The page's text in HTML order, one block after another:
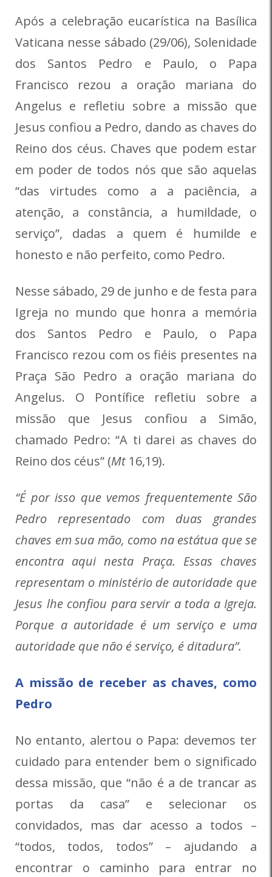
Após a celebração eucarística na Basílica
Vaticana nesse sábado (29/06), Solenidade
dos Santos Pedro e Paulo, o Papa
Francisco rezou a oração mariana do
Angelus e refletiu sobre a missão que
Jesus confiou a Pedro, dando as chaves do
Reino dos céus. Chaves que podem estar
em poder de todos nós que são aquelas
“das virtudes como a a paciência, a
atenção, a constância, a humildade, o
serviço”, dadas a quem é humilde e
honesto e não perfeito, como Pedro.
Nesse sábado, 29 de junho e de festa para
Igreja no mundo que honra a memória
dos Santos Pedro e Paulo, o Papa
Francisco rezou com os fiéis presentes na
Praça São Pedro a oração mariana do
Angelus. O Pontífice refletiu sobre a
missão que Jesus confiou a Simão,
chamado Pedro: “A ti darei as chaves do
Reino dos céus” (Mt 16,19).
“É por isso que vemos frequentemente São
Pedro representado com duas grandes
chaves em sua mão, como na estátua que se
encontra aqui nesta Praça. Essas chaves
representam o ministério de autoridade que
Jesus lhe confiou para servir a toda a Igreja.
Porque a autoridade é um serviço e uma
autoridade que não é serviço, é ditadura”.
A missão de receber as chaves, como
Pedro
No entanto, alertou o Papa: devemos ter
cuidado para entender bem o significado
dessa missão, que “não é a de trancar as
portas da casa” e selecionar os
convidados, mas dar acesso a todos –
“todos, todos, todos” – ajudando a
encontrar o caminho para entrar no